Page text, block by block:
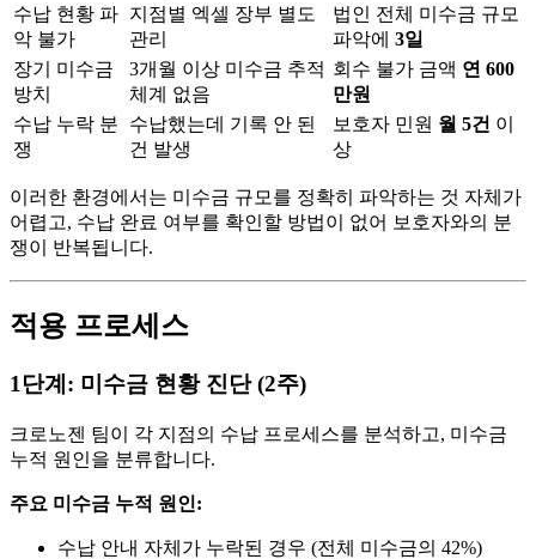
수납 현황 파
악 불가
지점별 엑셀 장부 별도
관리
법인 전체 미수금 규모
파악에 3일
장기 미수금
방치
3개월 이상 미수금 추적
체계 없음
회수 불가 금액 연 600
만원
수납 누락 분
쟁
수납했는데 기록 안 된
건 발생
보호자 민원 월 5건 이
상
이러한 환경에서는 미수금 규모를 정확히 파악하는 것 자체가
어렵고, 수납 완료 여부를 확인할 방법이 없어 보호자와의 분
쟁이 반복됩니다.
적용 프로세스
1단계: 미수금 현황 진단 (2주)
크로노젠 팀이 각 지점의 수납 프로세스를 분석하고, 미수금
누적 원인을 분류합니다.
주요 미수금 누적 원인:
수납 안내 자체가 누락된 경우 (전체 미수금의 42%)